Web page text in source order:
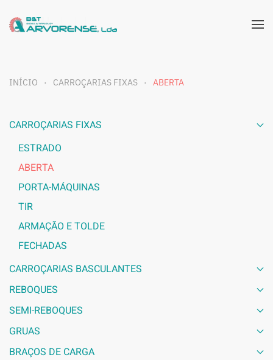
INÍCIO CARROÇARIAS FIXAS ABERTA
CARROÇARIAS FIXAS
ESTRADO
ABERTA
PORTA-MÁQUINAS
TIR
ARMAÇÃO E TOLDE
FECHADAS
CARROÇARIAS BASCULANTES
REBOQUES
SEMI-REBOQUES
GRUAS
BRAÇOS DE CARGA